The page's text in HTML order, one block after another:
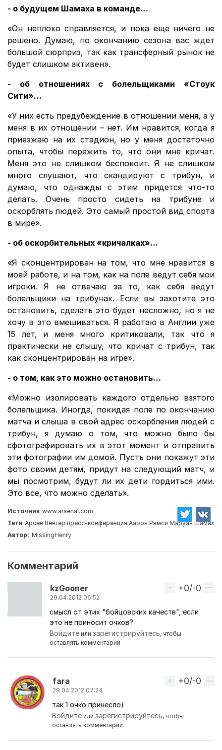
- о будущем Шамаха в команде…
«Он неплохо справляется, и пока еще ничего не
решено. Думаю, по окончанию сезона вас ждет
большой сюрприз, так как трансферный рынок не
будет слишком активен».
- об отношениях с болельщиками «Стоук
Сити»…
«У них есть предубеждение в отношении меня, а у
меня в их отношении – нет. Им нравится, когда я
приезжаю на их стадион, но у меня достаточно
опыта, чтобы пережить то, что они мне кричат.
Меня это не слишком беспокоит. Я не слишком
много слушают, что скандируют с трибун, и
думаю, что однажды с этим придется что-то
делать. Очень просто сидеть на трибуне и
оскорблять людей. Это самый простой вид спорта
в мире».
- об оскорбительных «кричалках»…
«Я сконцентрирован на том, что мне нравится в
моей работе, и на том, как на поле ведут себя мои
игроки. Я не отвечаю за то, как себя ведут
болельщики на трибунах. Если вы захотите это
остановить, сделать это будет несложно, но я не
хочу в это вмешиваться. Я работаю в Англии уже
15 лет, и меня много критиковали, так что я
практически не слышу, что кричат с трибун, так
как сконцентрирован на игре».
- о том, как это можно остановить…
«Можно изолировать каждого отдельно взятого
болельщика. Иногда, покидая поле по окончанию
матча и слыша в свой адрес оскорбления людей с
трибун, я думаю о том, что можно было бы
сфотографировать их в этот момент и отправить
эти фотографии им домой. Пусть они покажут эти
фото своим детям, придут на следующий матч, и
мы посмотрим, будут ли их дети гордиться ими.
Это все, что можно сделать».
Источник www.arsenal.com
Теги Арсен Венгер пресс-конференция Аарон Рэмси Маруан Шамах
Автор: MissingHenry
Комментарий
kzGooner
29.04.2012 06:52
Вверх
+0/-0
смысл от этих "бойцовских качеств", если
это не приносит очков?
Войдите илизарегистрируйтесь, чтобы
оставлять комментарии
fara
29.04.2012 07:24
Ответ на комментарий пользователяkzGooner
Вверх
+0/-0
так 1 очко принесло)
Войдите илизарегистрируйтесь, чтобы
оставлять комментарии